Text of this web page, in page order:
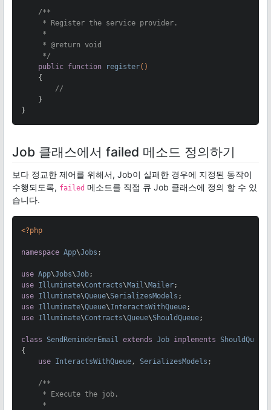
/**
     * Register the service provider.
     *
     *
@return void
     */
public function register()
{
//
    }
}
Job 클래스에서 failed 메소드 정의하기
보다 정교한 제어를 위해서, Job이 실패한 경우에 지정된 동작이
수행되도록, failed 메소드를 직접 큐 Job 클래스에 정의 할 수 있
습니다.
<?php
namespace App\Jobs ;
use App\Jobs\Job
use Illuminate\Contracts\Mail\Mailer
use Illuminate\Queue\SerializesModels
use Illuminate\Queue\InteractsWithQueue
use Illuminate\Contracts\Queue\ShouldQueue;
class SendReminderEmail extends Job implements
ShouldQueue
{
use InteractsWithQueue, SerializesModels ;
/**
     * Execute the job.
     *